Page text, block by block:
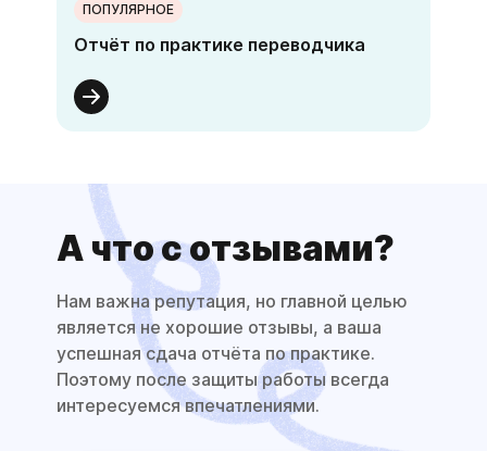
ПОПУЛЯРНОЕ
Отчёт по практике переводчика
А что с отзывами?
Нам важна репутация, но главной целью
является не хорошие отзывы, а ваша
успешная сдача отчёта по практике.
Поэтому после защиты работы всегда
интересуемся впечатлениями.